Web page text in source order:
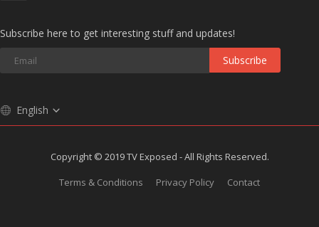
Subscribe here to get interesting stuff and updates!
Subscribe
English
Copyright © 2019 TV Exposed - All Rights Reserved.
Terms & Conditions
Privacy Policy Contact